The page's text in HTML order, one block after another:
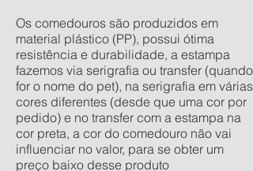
Os comedouros são produzidos em
material plástico (PP), possui ótima
resistência e durabilidade, a estampa
fazemos via serigrafia ou transfer (quando
for o nome do pet), na serigrafia em várias
cores diferentes (desde que uma cor por
pedido) e no transfer com a estampa na
cor preta, a cor do comedouro não vai
influenciar no valor, para se obter um
preço baixo desse produto